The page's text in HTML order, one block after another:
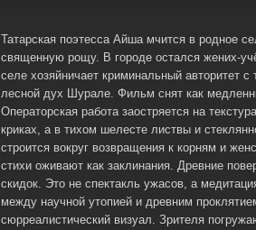
Татарская поэтесса Айша мчится в родное
священную рощу. В городе остался жених-
селе хозяйничает криминальный авторитет
лесной дух Шурале. Фильм снят как
Операторская работа заостряется на
криках, а в тихом шелесте листвы и
строится вокруг возвращения к корням и
стихи оживают как заклинания. Древние
скидок. Это не спектакль ужасов, а
между научной утопией и древним
сюрреалистический визуал. Зрителя